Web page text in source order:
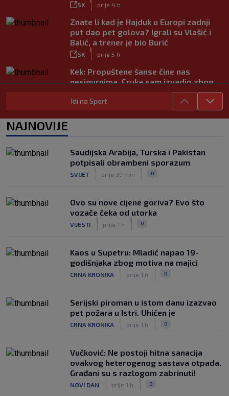
SK prije 4 h
Znate li kad je Hajduk u Europi zadnji
put dao pet golova? Igrali su Vlašić i
Balić, a trener je bio Burić
SK prije 5 h
Kek: Propuštene šanse čine nas
nesigurnima. Fruka sam izvadio zbog
ozljede, pripremamo se na život bez
njega
otvaranju Ramljakova turnira
SK
|
prije 4 h
Trener Žalgirisa ne odustaje: ‘Vidi se
iznenaditi na Poljudu’
SK
|
prije 4 h
Idi na Sport
NAJNOVIJE
Saudijska Arabija, Turska i Pakistan
potpisali obrambeni sporazum
SVIJET prije 36 min 0
Ovo su nove cijene goriva? Evo što
vozače čeka od utorka
VIJESTI prije 1 h 0
Kaos u Supetru: Mladić napao 19-
godišnjaka zbog motiva na majici
CRNA KRONIKA prije 1 h 0
Serijski piroman u istom danu izazvao
pet požara u Istri. Uhićen je
CRNA KRONIKA prije 1 h 0
Vučković: Ne postoji hitna sanacija
ovakvog heterogenog sastava otpada.
Građani su s razlogom zabrinuti!
NOVI DAN prije 1 h 0